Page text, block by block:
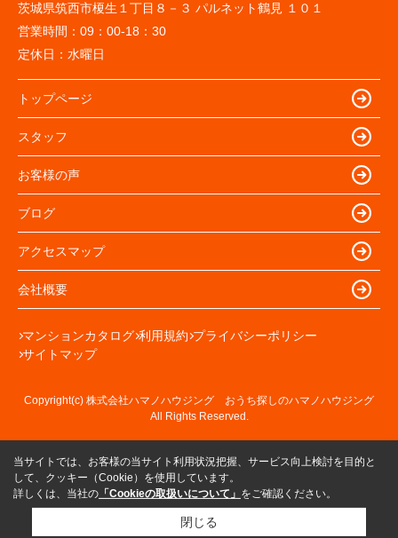
茨城県筑西市榎生１丁目８－３ パルネット鶴見 １０１
営業時間： 09：00-18：30
定休日： 水曜日
トップページ
スタッフ
お客様の声
ブログ
アクセスマップ
会社概要
マンションカタログ 利用規約 プライバシーポリシー
サイトマップ
Copyright(c) 株式会社ハマノハウジング おうち探しのハマノハウジング
All Rights Reserved.
当サイトでは、お客様の当サイト利用状況把握、サービス向上検討を目的と
して、クッキー（Cookie）を使用しています。
詳しくは、当社の 「Cookieの取扱いについて」 をご確認ください。
閉じる